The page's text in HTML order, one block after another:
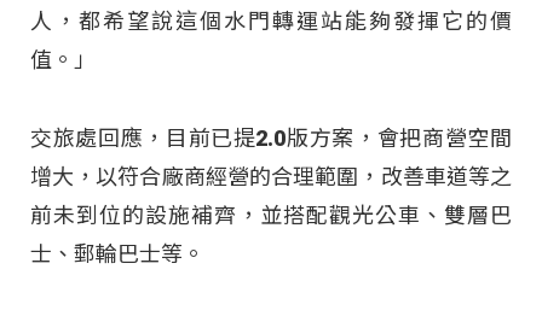
人，都希望說這個水門轉運站能夠發揮它的價
值。」
交旅處回應，目前已提2.0版方案，會把商營空間
增大，以符合廠商經營的合理範圍，改善車道等之
前未到位的設施補齊，並搭配觀光公車、雙層巴
士、郵輪巴士等。